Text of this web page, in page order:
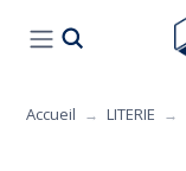
Accueil LITERIE